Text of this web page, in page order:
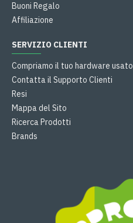
Buoni Regalo
Affiliazione
SERVIZIO CLIENTI
Compriamo il tuo hardware usato
Contatta il Supporto Clienti
Resi
Mappa del Sito
Ricerca Prodotti
Brands